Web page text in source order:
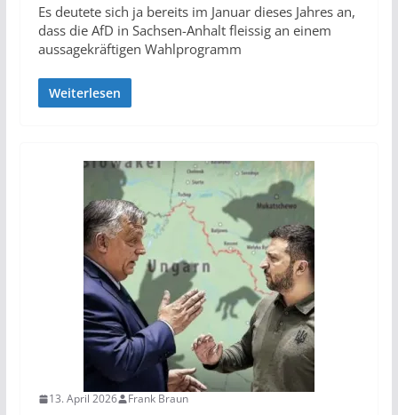
Es deutete sich ja bereits im Januar dieses Jahres an,
dass die AfD in Sachsen-Anhalt fleissig an einem
aussagekräftigen Wahlprogramm
Weiterlesen
13. April 2026 Frank Braun